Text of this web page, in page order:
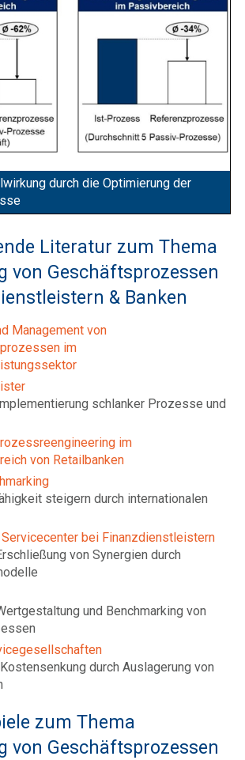
durch die Optimierung der
Literatur zum Thema
von Geschäftsprozessen
& Banken
Management von
im
schlanker Prozesse und
im
von Retailbanken
steigern durch internationalen
bei Finanzdienstleistern
von Synergien durch
und Benchmarking von
durch Auslagerung von
zum Thema
von Geschäftsprozessen